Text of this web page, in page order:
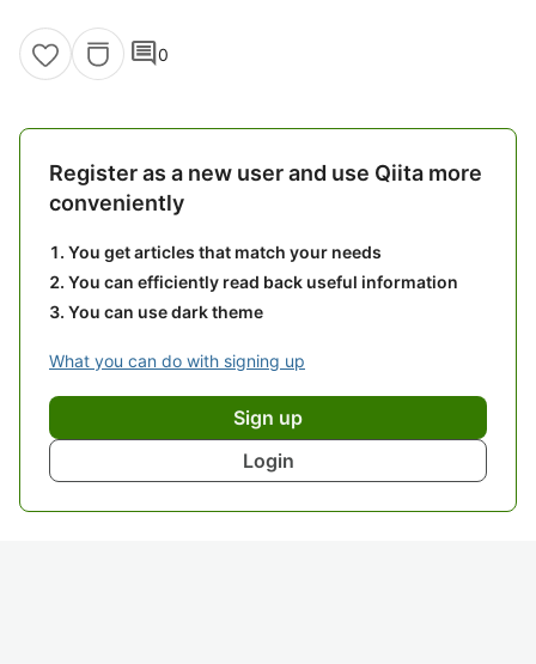
comment0
Register as a new user and use Qiita more
conveniently
You get articles that match your needs
You can efficiently read back useful information
You can use dark theme
What you can do with signing up
Sign up
Login